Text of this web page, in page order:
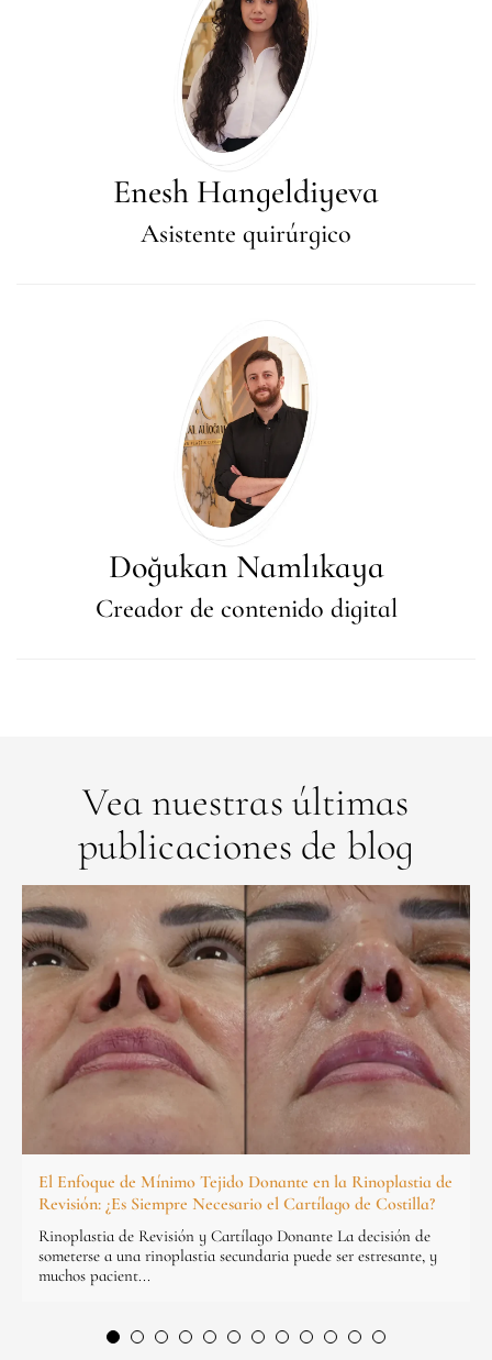
Enesh Hangeldiyeva
Asistente quirúrgico
Doğukan Namlıkaya
Creador de contenido digital
Vea nuestras últimas
publicaciones de blog
El Enfoque de Mínimo Tejido Donante en la Rinoplastia de
Revisión: ¿Es Siempre Necesario el Cartílago de Costilla?
Rinoplastia de Revisión y Cartílago Donante La decisión de
someterse a una rinoplastia secundaria puede ser estresante, y
muchos pacient...